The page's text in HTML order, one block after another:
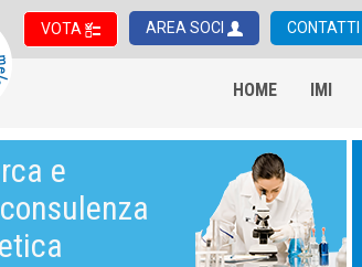
VOTA AREA SOCI CONTATTI
HOME IMI
e